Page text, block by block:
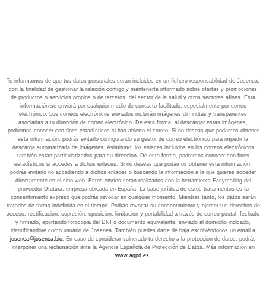
Te informamos de que tus datos personales serán incluidos en un fichero responsabilidad de Josenea,
con la finalidad de gestionar la relación contigo y mantenerte informado sobre ofertas y promociones
de productos o servicios propios o de terceros, del sector de la salud y otros sectores afines. Esta
información se enviará por cualquier medio de contacto facilitado, especialmente por correo
electrónico. Los correos electrónicos enviados incluirán imágenes diminutas y transparentes
asociadas a tu dirección de correo electrónico. De esta forma, al descargar estas imágenes,
podremos conocer con fines estadísticos si has abierto el correo. Si no deseas que podamos obtener
esta información, podrás evitarlo configurando su gestor de correo electrónico para impedir la
descarga automatizada de imágenes. Asimismo, los enlaces incluidos en los correos electrónicos
también están particularizados para su dirección. De esta forma, podremos conocer con fines
estadísticos si accedes a dichos enlaces. Si no deseas que podamos obtener esta información,
podrás evitarlo no accediendo a dichos enlaces o buscando la información a la que quieres acceder
directamente en el sitio web. Estos envíos serán realizados con la herramienta Easymailing del
proveedor Dfutura, empresa ubicada en España. La base jurídica de estos tratamientos es tu
consentimiento expreso que podrás revocar en cualquier momento. Mientras tanto, los datos serán
tratados de forma indefinida en el tiempo. Podrás revocar su consentimiento y ejercer tus derechos de
acceso, rectificación, supresión, oposición, limitación y portabilidad a través de correo postal, fechado
y firmado, aportando fotocopia del DNI o documento equivalente, enviado al domicilio indicado,
identificándote como usuario de Josenea. También puedes darte de baja escribiéndonos un email a
josenea@josenea.bio. En caso de considerar vulnerado tu derecho a la protección de datos, podrás
interponer una reclamación ante la Agencia Española de Protección de Datos. Más información en
www.agpd.es.